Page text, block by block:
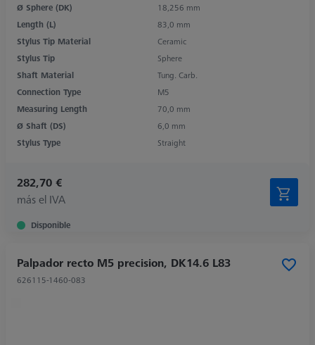
Ø Sphere (DK)
18,256 mm
Length (L)
83,0 mm
Stylus Tip Material
Ceramic
Stylus Tip
Sphere
Shaft Material
Tung. Carb.
Connection Type
M5
Measuring Length
70,0 mm
Ø Shaft (DS)
6,0 mm
Stylus Type
Straight
282,70 €
más el IVA
Disponible
Palpador recto M5 precision, DK14.6 L83
626115-1460-083